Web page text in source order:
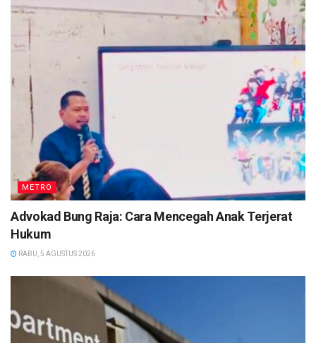
METRO
Advokad Bung Raja: Cara Mencegah Anak Terjerat
Hukum
RABU, 5 AGUSTUS 2026